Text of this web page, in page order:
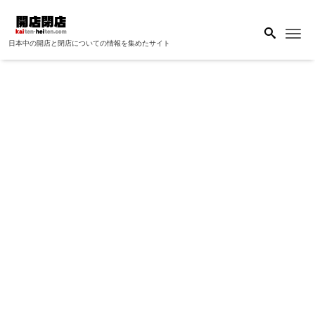
日本中の開店と閉店についての情報を集めたサイト